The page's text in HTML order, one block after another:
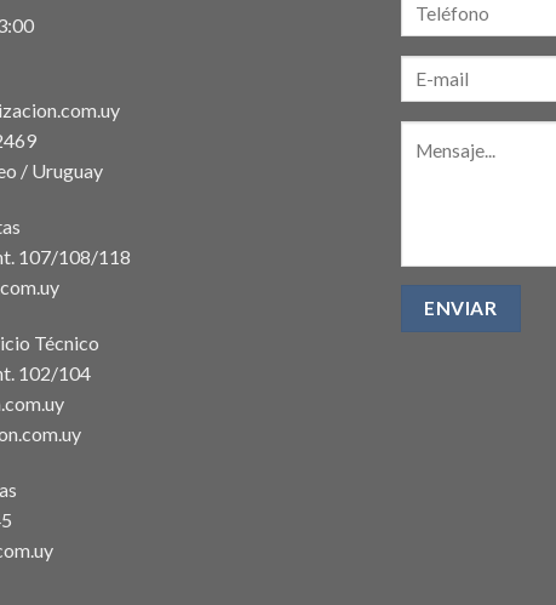
/ Uruguay
107/108/118
Técnico
102/104